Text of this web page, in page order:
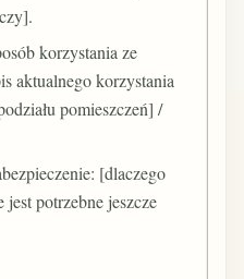
korzystania ze
aktualnego korzystania
pomieszczeń] /
[dlaczego
potrzebne jeszcze